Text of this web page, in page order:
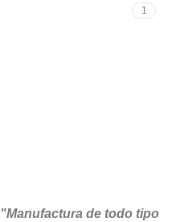
1
"Manufactura de todo tipo